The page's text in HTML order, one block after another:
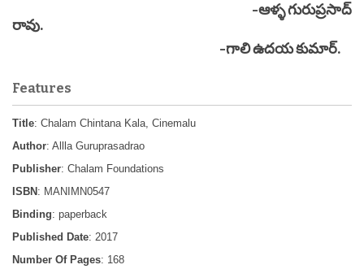
-ఆళ్ళ గురుప్రసాద్
రావు.
-గాలి ఉదయ కుమార్.
Features
Title: Chalam Chintana Kala, Cinemalu
Author: Allla Guruprasadrao
Publisher: Chalam Foundations
ISBN : MANIMN0547
Binding: paperback
Published Date: 2017
Number Of Pages: 168